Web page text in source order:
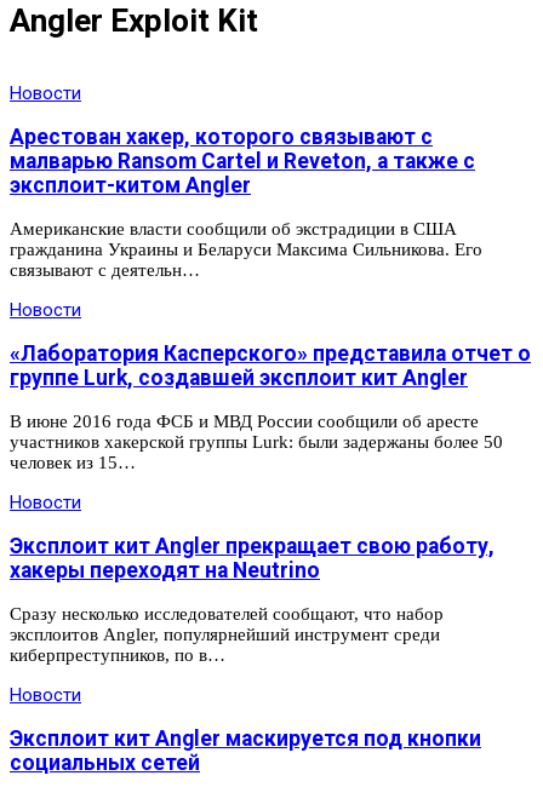
Angler Exploit Kit
Новости
Арестован хакер, которого связывают с
малварью Ransom Cartel и Reveton, а также с
эксплоит-китом Angler
Американские власти сообщили об экстрадиции в США
гражданина Украины и Беларуси Максима Сильникова. Его
связывают с деятельн…
Новости
«Лаборатория Касперского» представила отчет о
группе Lurk, создавшей эксплоит кит Angler
В июне 2016 года ФСБ и МВД России сообщили об аресте
участников хакерской группы Lurk: были задержаны более 50
человек из 15…
Новости
Эксплоит кит Angler прекращает свою работу,
хакеры переходят на Neutrino
Сразу несколько исследователей сообщают, что набор
эксплоитов Angler, популярнейший инструмент среди
киберпреступников, по в…
Новости
Эксплоит кит Angler маскируется под кнопки
социальных сетей